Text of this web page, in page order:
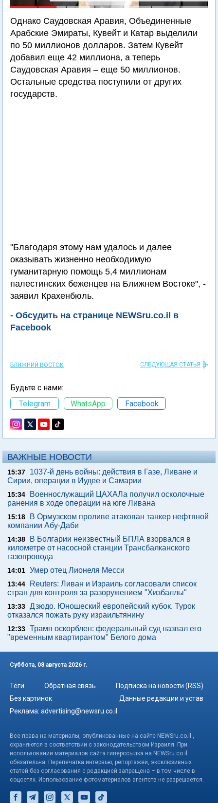
Однако Саудовская Аравия, Объединенные
Арабские Эмираты, Кувейт и Катар выделили
по 50 миллионов долларов. Затем Кувейт
добавил еще 42 миллиона, а теперь
Саудовская Аравия – еще 50 миллионов.
Остальные средства поступили от других
государств.
"Благодаря этому нам удалось и далее
оказывать жизненно необходимую
гуманитарную помощь 5,4 миллионам
палестинских беженцев на Ближнем Востоке", -
заявил Крахенбюль.
- Обсудить на странице NEWSru.co.il в
Facebook
БЛИЖНИЙ ВОСТОК СЛЕДУЮЩАЯ СТАТЬЯ
Будьте с нами:
Telegram
WhatsApp Facebook
ВАЖНЫЕ НОВОСТИ
15:37
1037-й день войны: действия в Газе, Ливане и
Сирии, операции в Иудее и Самарии
15:34
Военнослужащий ЦАХАЛа получил осколочные
ранения в ходе операции на юге Ливана
15:18
В Ормузском проливе атакован танкер нефтяной
компании Абу-Даби
14:38
В Болгарии неизвестный БПЛА взорвался в
километре от насосной станции Трансбалканского
газопровода
14:01 Умер отец Лионеля Месси
13:44
Reuters: Ливан и Израиль согласовали список
стран для контроля за разоружением "Хизбаллы"
13:33 Дзюдо. Юношеский европейский кубок. Турок
отказался пожать руку израильтянину
12:33 Трамп оскорблен: федеральный суд назвал его
"временным квартирантом" Белого дома
Суббота, 08 августа 2026 г.
Теги Обратная связь
Подписка на новости (RSS)
Без картинок
Данные редакции и устав
Реклама: advertising@newsru.co.il
Все права на материалы, опубликованные на сайте NEWSru.co.il ,
охраняются в соответствии с законодательством Израиля. При
использовании материалов сайта гиперссылка на NEWSru.co.il
обязательна. Перепечатка интервью, репортажей, эксклюзивных
статей без согласования с редакцией запрещена – в том числе в
соцсетях. Использование фотоматериалов агентств не разрешается.